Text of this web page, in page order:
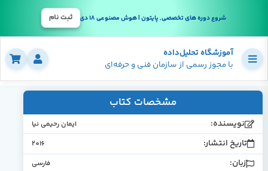
شروع دوره های تخصصی, پایتون | هوش مصنوعی 18 دی ثبت نام
آموزشگاه تحلیل‌داده
با مجوز رسمی از سازمان فنی و حرفه‌ای
مشخصات کتاب
نویسنده: ایمان رحیمی نیا
تاریخ انتشار: 2016
زبان: فارسی